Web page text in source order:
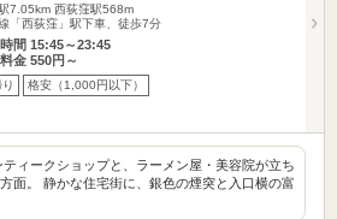
7.05km 西荻窪駅568m
「西荻窪」駅下車、徒歩7分
間 15:45～23:45
金 550円～
格安（1,000円以下）
ティークショップと、ラーメン屋・美容院が立ち
面。 静かな住宅街に、銀色の煙突と入口横の富